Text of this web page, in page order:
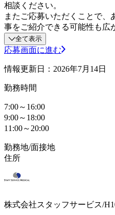
相談ください。
またご応募いただくことで
事をご紹介できる可能性も
全て表示
応募画面に進む
情報更新日：2026年7月14日
勤務時間
7:00～16:00
9:00～18:00
11:00～20:00
勤務地/面接地
住所
株式会社スタッフサービス/